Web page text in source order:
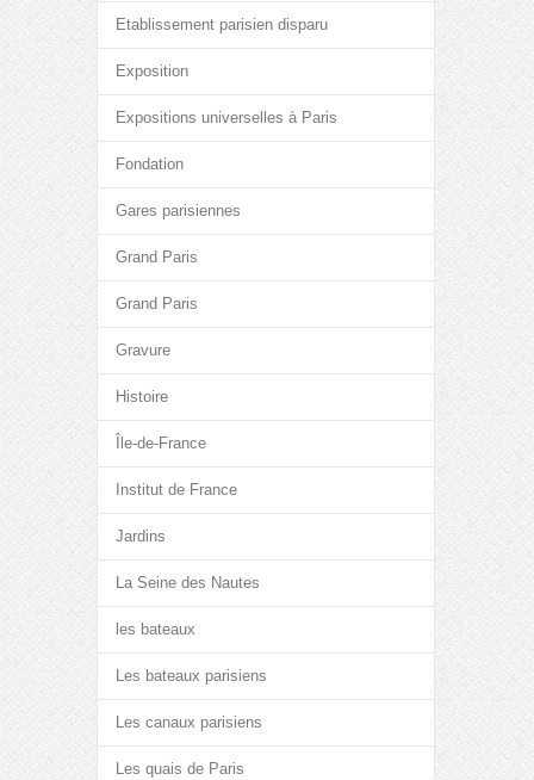
Etablissement parisien disparu
Exposition
Expositions universelles à Paris
Fondation
Gares parisiennes
Grand Paris
Grand Paris
Gravure
Histoire
Île-de-France
Institut de France
Jardins
La Seine des Nautes
les bateaux
Les bateaux parisiens
Les canaux parisiens
Les quais de Paris